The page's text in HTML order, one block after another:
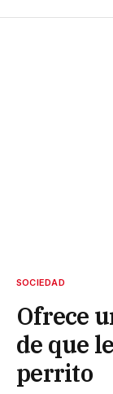
SOCIEDAD
Ofrece
de que
perrito